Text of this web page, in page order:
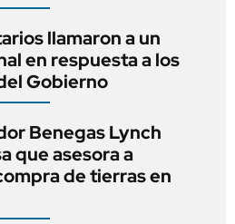
llamaron a un
en respuesta a los
Gobierno
Benegas Lynch
que asesora a
de tierras en